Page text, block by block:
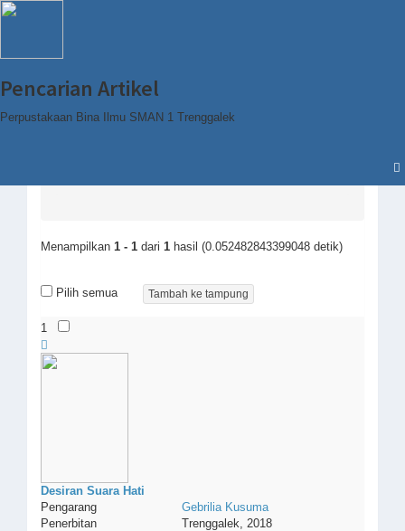
Pencarian Artikel
Perpustakaan Bina Ilmu SMAN 1 Trenggalek
Menampilkan 1 - 1 dari 1 hasil (0.052482843399048 detik)
Pilih semua
1
Desiran Suara Hati
Pengarang
Gebrilia Kusuma
Penerbitan
Trenggalek, 2018